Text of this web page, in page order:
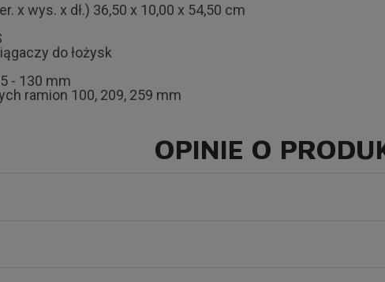
x wys. x dł.) 36,50 x 10,00 x 54,50 cm
do łożysk
- 130 mm
ramion 100, 209, 259 mm
OPINIE O